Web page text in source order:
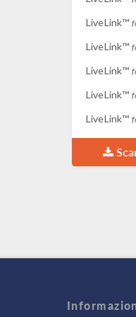
LiveLink™
LiveLink™
LiveLink™
LiveLink™
LiveLink™